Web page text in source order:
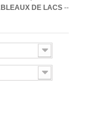
DE LACS--